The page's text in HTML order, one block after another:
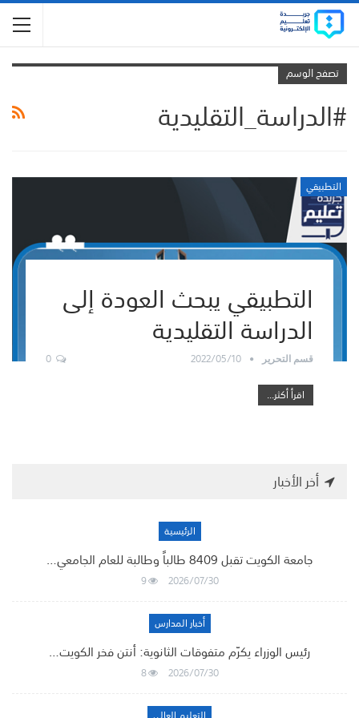
تصفح الوسم
#الدراسة_التقليدية
التطبيقي
التطبيقي يبحث العودة إلى
الدراسة التقليدية
قسم التحرير 2022/05/10
0
اقرأ أكثر...
أخر الأخبار
الرئيسية
جامعة الكويت تقبل 8409 طالباً وطالبة للعام الجامعي…
2026/07/30
9
أخبار المدارس
رئيس الوزراء يكرّم متفوقات الثانوية: أنتن فخر الكويت…
2026/07/30
8